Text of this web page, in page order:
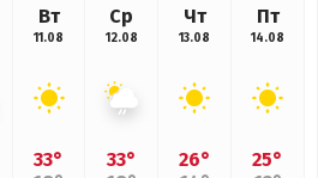
Вт
11.08
33°
Ср
12.08
33°
Чт
13.08
26°
Пт
14.08
25°